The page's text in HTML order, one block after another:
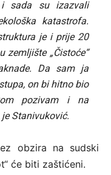
i sada su izazvali
katastrofa.
je i prije 20
zemljište „Čistoće“
Da sam ja
on bi hitno bio
pozivam i na
Stanivuković.
obzira na sudski
će biti zaštićeni.